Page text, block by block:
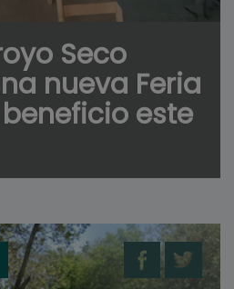
Seco
nueva Feria
este